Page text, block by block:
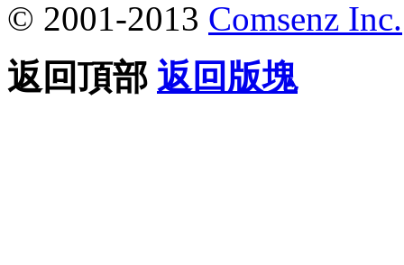
© 2001-2013 Comsenz Inc.
返回頂部 返回版塊